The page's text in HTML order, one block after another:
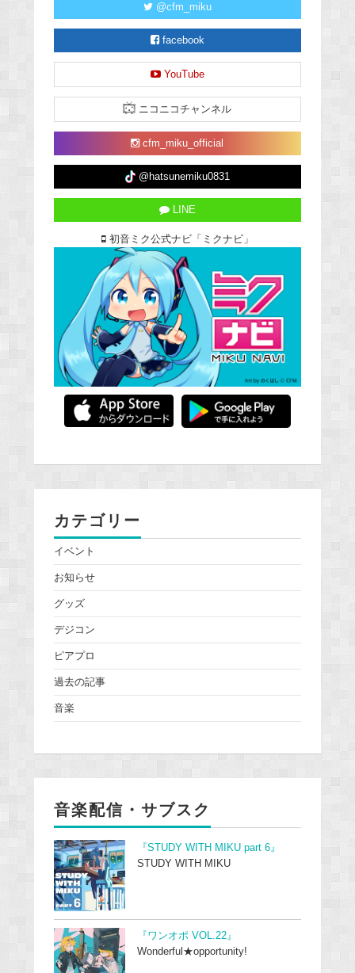
@cfm_miku
facebook
YouTube
ニコニコチャンネル
cfm_miku_official
@hatsunemiku0831
LINE
初音ミク公式ナビ「ミクナビ」
カテゴリー
イベント
お知らせ
グッズ
デジコン
ピアプロ
過去の記事
音楽
音楽配信・サブスク
『STUDY WITH MIKU part 6』
STUDY WITH MIKU
『ワンオポ VOL.22』
Wonderful★opportunity!